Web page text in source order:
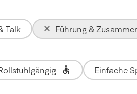
Talk Führung &
Einfache